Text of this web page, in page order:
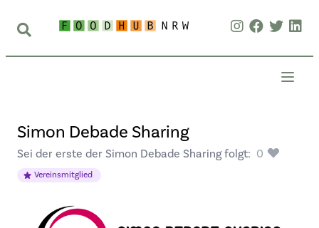
Simon Debade Sharing
Sei der erste der Simon Debade Sharing folgt: 0
Vereinsmitglied